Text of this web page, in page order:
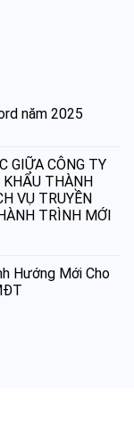
năm 2025
GIỮA CÔNG TY
THÀNH
VỤ TRUYỀN
TRÌNH MỚI
Hướng Mới Cho